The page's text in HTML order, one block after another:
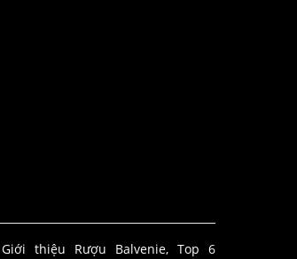
Giới thiệu Rượu Balvenie, Top 6